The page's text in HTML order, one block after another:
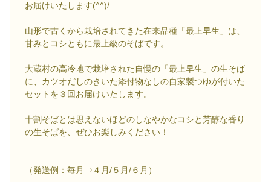
お届けいたします(^^)/
山形で古くから栽培されてきた在来品種「最上早生」は、
甘みとコシともに最上級のそばです。
大蔵村の高冷地で栽培された自慢の「最上早生」の生そば
に、カツオだしのきいた添付物なしの自家製つゆが付いた
セットを３回お届けいたします。
十割そばとは思えないほどのしなやかなコシと芳醇な香り
の生そばを、ぜひお楽しみください！
（発送例：毎月⇒４月/５月/６月）